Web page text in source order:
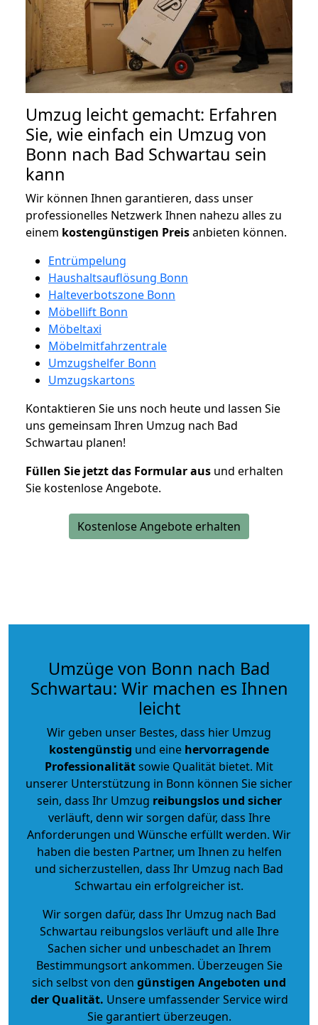
Umzug leicht gemacht: Erfahren
Sie, wie einfach ein Umzug von
Bonn nach Bad Schwartau sein
kann
Wir können Ihnen garantieren, dass unser
professionelles Netzwerk Ihnen nahezu alles zu
einem kostengünstigen Preisanbieten können.
Entrümpelung
Haushaltsauflösung Bonn
Halteverbotszone Bonn
Möbellift Bonn
Möbeltaxi
Möbelmitfahrzentrale
Umzugshelfer Bonn
Umzugskartons
Kontaktieren Sie uns noch heute und lassen Sie
uns gemeinsam Ihren Umzug nach Bad
Schwartau planen!
Füllen Sie jetzt das Formular aus und erhalten
Sie kostenlose Angebote.
Kostenlose Angebote erhalten
Umzüge von Bonn nach Bad
Schwartau: Wir machen es Ihnen
leicht
Wir geben unser Bestes, dass hier Umzug
kostengünstig und eine hervorragende
Professionalitätsowie Qualität bietet. Mit
unserer Unterstützung in Bonn können Sie sicher
sein, dass Ihr Umzug reibungslos und sicher
verläuft, denn wir sorgen dafür, dass Ihre
Anforderungen und Wünsche erfüllt werden. Wir
haben die besten Partner, um Ihnen zu helfen
und sicherzustellen, dass Ihr Umzug nach Bad
Schwartau ein erfolgreicher ist.
Wir sorgen dafür, dass Ihr Umzug nach Bad
Schwartau reibungslos verläuft und alle Ihre
Sachen sicher und unbeschadet an Ihrem
Bestimmungsort ankommen. Überzeugen Sie
sich selbst von den günstigen Angeboten und
der Qualität. Unsere umfassender Service wird
Sie garantiert überzeugen.